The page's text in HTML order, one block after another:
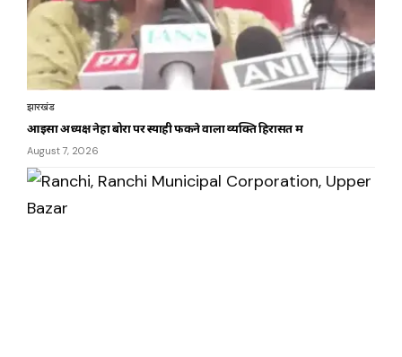
झारखंड
आइसा अध्यक्ष नेहा बोरा पर स्याही फेंकने वाला व्यक्ति हिरासत में
August 7, 2026